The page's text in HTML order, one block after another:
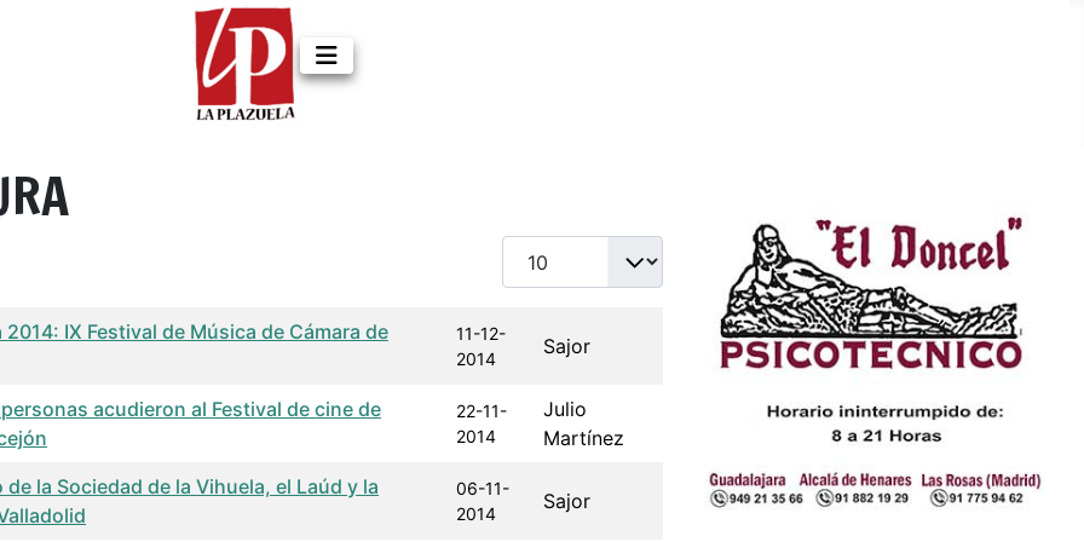
Cantidad a mostrar
de publicación Autor
IX Festival de Música de Cámara de
11-12-
2014
Sajor
acudieron al Festival de cine de
22-11-
2014
Julio
Martínez
la Sociedad de la Vihuela, el Laúd y la
06-11-
2014
Sajor